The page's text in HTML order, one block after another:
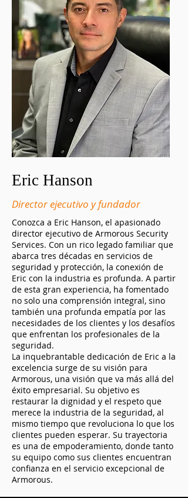
Eric Hanson
Director ejecutivo y fundador
Conozca a Eric Hanson, el apasionado
director ejecutivo de Armorous Security
Services. Con un rico legado familiar que
abarca tres décadas en servicios de
seguridad y protección, la conexión de
Eric con la industria es profunda. A partir
de esta gran experiencia, ha fomentado
no solo una comprensión integral, sino
también una profunda empatía por las
necesidades de los clientes y los desafíos
que enfrentan los profesionales de la
seguridad.
La inquebrantable dedicación de Eric a la
excelencia surge de su visión para
Armorous, una visión que va más allá del
éxito empresarial. Su objetivo es
restaurar la dignidad y el respeto que
merece la industria de la seguridad, al
mismo tiempo que revoluciona lo que los
clientes pueden esperar. Su trayectoria
es una de empoderamiento, donde tanto
su equipo como sus clientes encuentran
confianza en el servicio excepcional de
Armorous.